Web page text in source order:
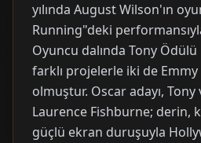
yılında August Wilson'ın
Running"deki
Oyuncu dalında Tony Ödülü
farklı projelerle iki de
olmuştur. Oscar adayı,
Laurence Fishburne; derin,
güçlü ekran duruşuyla